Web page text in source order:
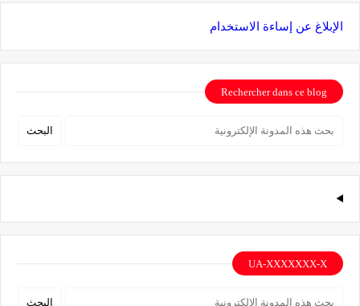
الإبلاغ عن إساءة الاستخدام
Rechercher dans ce blog
UA-XXXXXXX-X